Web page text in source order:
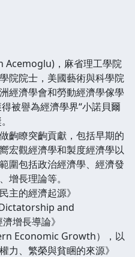
Acemoglu)，麻省理工學院
院院士，美國藝術與科學院
經濟學會和勞動經濟學傢學
被譽為經濟學界“小諾貝爾
齣瞭突齣貢獻，包括早期的
宏觀經濟學和製度經濟學以
圍包括政治經濟學、經濟發
增長理論等。
主的經濟起源》
and
增長導論》
Economic Growth），以
力、繁榮與貧睏的來源》